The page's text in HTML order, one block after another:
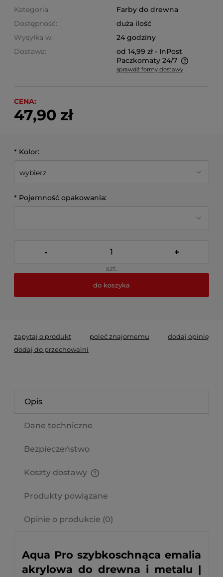
Kategoria
Farby do drewna
Dostępność:
duża ilość
Wysyłka w:
24 godziny
Dostawa:
od 14,99 zł - InPost
Paczkomaty 24/7
Cena nie zawiera ewentualnych kosztów płatności
sprawdź formy dostawy
CENA:
47,90 zł
* Kolor:
* Pojemność opakowania:
- +
szt.
do koszyka
zapytaj o produkt poleć znajomemu
dodaj opinię
dodaj do przechowalni
Opis
Dane techniczne
Bezpieczeństwo
Koszty dostawy
Produkty powiązane
Opinie o produkcie (0)
Aqua Pro szybkoschnąca emalia
akrylowa do drewna i metalu |